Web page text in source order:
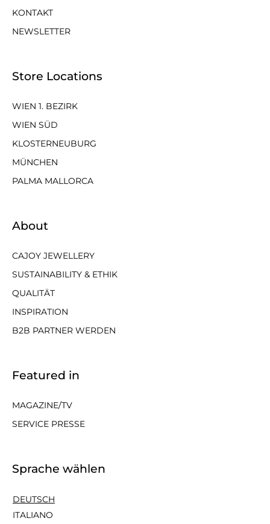
KONTAKT
NEWSLETTER
Store Locations
WIEN 1. BEZIRK
WIEN SÜD
KLOSTERNEUBURG
MÜNCHEN
PALMA MALLORCA
About
CAJOY JEWELLERY
SUSTAINABILITY & ETHIK
QUALITÄT
INSPIRATION
B2B PARTNER WERDEN
Featured in
MAGAZINE/TV
SERVICE PRESSE
Sprache wählen
DEUTSCH
ITALIANO